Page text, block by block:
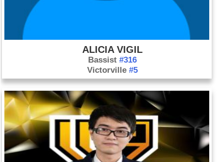
ALICIA VIGIL
Bassist #316
Victorville #5